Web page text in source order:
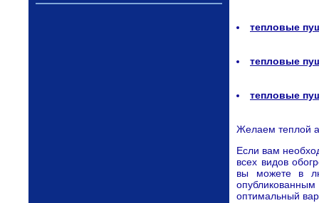
тепловые
тепловые
тепловые
Желаем теплой
Если вам
всех видов
вы можете в
оптимальный